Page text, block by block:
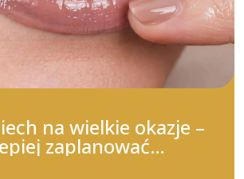
na wielkie okazje –
zaplanować